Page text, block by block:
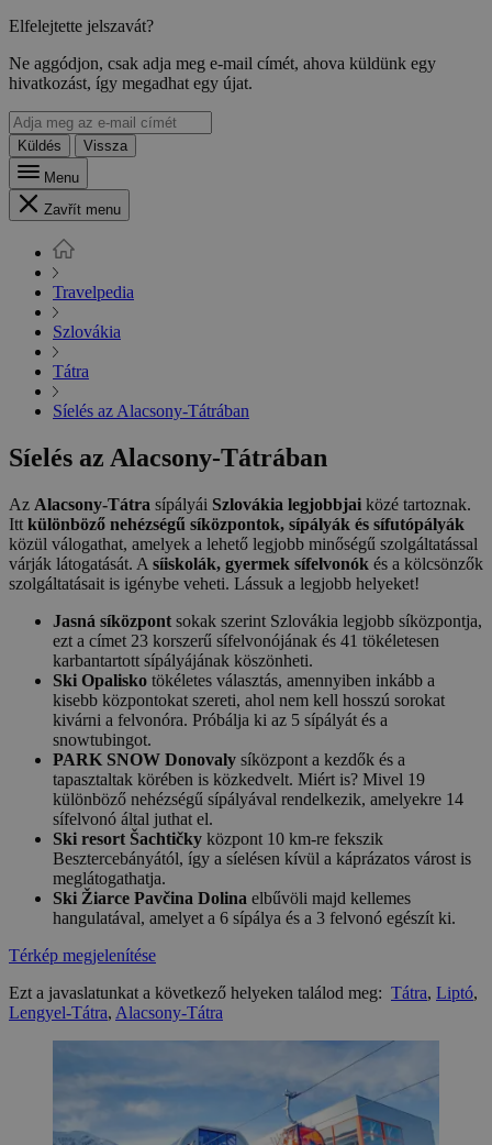
Elfelejtette jelszavát?
Ne aggódjon, csak adja meg e-mail címét, ahova küldünk egy
hivatkozást, így megadhat egy újat.
Küldés
Vissza
Menu
Zavřít menu
Travelpedia
Szlovákia
Tátra
Síelés az Alacsony-Tátrában
Síelés az Alacsony-Tátrában
Az Alacsony-Tátra sípályái Szlovákia legjobbjai közé tartoznak.
Itt különböző nehézségű síközpontok, sípályák és sífutópályák
közül válogathat, amelyek a lehető legjobb minőségű szolgáltatással
várják látogatását. A síiskolák, gyermek sífelvonók és a kölcsönzők
szolgáltatásait is igénybe veheti. Lássuk a legjobb helyeket!
Jasná síközpont sokak szerint Szlovákia legjobb síközpontja,
ezt a címet 23 korszerű sífelvonójának és 41 tökéletesen
karbantartott sípályájának köszönheti.
Ski Opalisko tökéletes választás, amennyiben inkább a
kisebb központokat szereti, ahol nem kell hosszú sorokat
kivárni a felvonóra. Próbálja ki az 5 sípályát és a
snowtubingot.
PARK SNOW Donovaly síközpont a kezdők és a
tapasztaltak körében is közkedvelt. Miért is? Mivel 19
különböző nehézségű sípályával rendelkezik, amelyekre 14
sífelvonó által juthat el.
Ski resort Šachtičky központ 10 km-re fekszik
Besztercebányától, így a síelésen kívül a káprázatos várost is
meglátogathatja.
Ski Žiarce Pavčina Dolina elbűvöli majd kellemes
hangulatával, amelyet a 6 sípálya és a 3 felvonó egészít ki.
Térkép megjelenítése
Ezt a javaslatunkat a következő helyeken találod meg: Tátra, Liptó,
Lengyel-Tátra, Alacsony-Tátra